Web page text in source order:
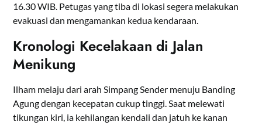
16.30 WIB. Petugas yang tiba di lokasi segera melakukan
evakuasi dan mengamankan kedua kendaraan.
Kronologi Kecelakaan di Jalan
Menikung
Ilham melaju dari arah Simpang Sender menuju Banding
Agung dengan kecepatan cukup tinggi. Saat melewati
tikungan kiri, ia kehilangan kendali dan jatuh ke kanan